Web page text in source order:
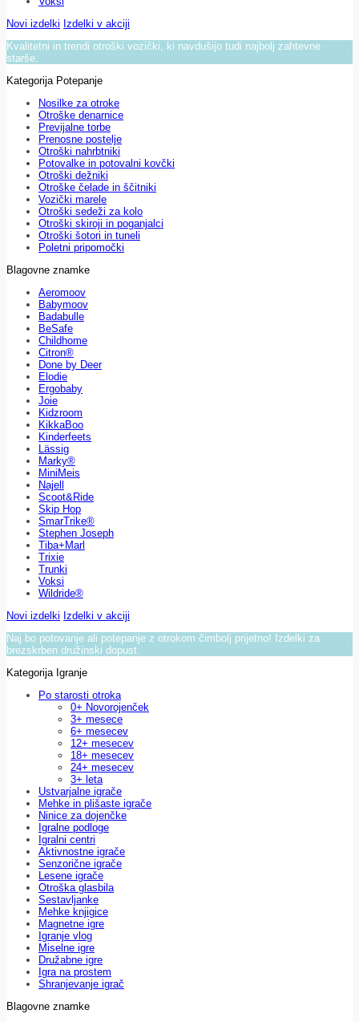
Novi izdelki Izdelki v akciji
Kvalitetni in trendi otroški vozički, ki navdušijo tudi najbolj zahtevne
starše.
Kategorija Potepanje
Nosilke za otroke
Otroške denarnice
Previjalne torbe
Prenosne postelje
Otroški nahrbtniki
Potovalke in potovalni kovčki
Otroški dežniki
Otroške čelade in ščitniki
Vozički marele
Otroški sedeži za kolo
Otroški skiroji in poganjalci
Otroški šotori in tuneli
Poletni pripomočki
Blagovne znamke
Aeromoov
Babymoov
Badabulle
BeSafe
Childhome
Citron®
Done by Deer
Elodie
Ergobaby
Joie
Kidzroom
KikkaBoo
Kinderfeets
Lässig
Marky®
MiniMeis
Najell
Scoot&Ride
Skip Hop
SmarTrike®
Stephen Joseph
Tiba+Marl
Trixie
Trunki
Voksi
Wildride®
Novi izdelki Izdelki v akciji
Naj bo potovanje ali potepanje z otrokom čimbolj prijetno! Izdelki za
brezskrben družinski dopust.
Kategorija Igranje
Po starosti otroka
0+ Novorojenček
3+ mesece
6+ mesecev
12+ mesecev
18+ mesecev
24+ mesecev
3+ leta
Ustvarjalne igrače
Mehke in plišaste igrače
Ninice za dojenčke
Igralne podloge
Igralni centri
Aktivnostne igrače
Senzorične igrače
Lesene igrače
Otroška glasbila
Sestavljanke
Mehke knjigice
Magnetne igre
Igranje vlog
Miselne igre
Družabne igre
Igra na prostem
Shranjevanje igrač
Blagovne znamke